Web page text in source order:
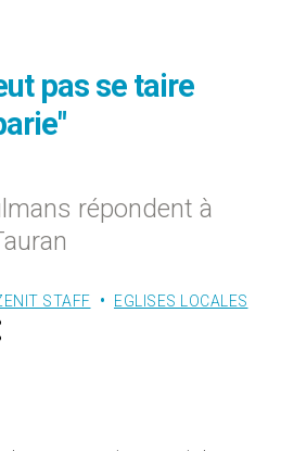
pas se taire
répondent à
STAFF EGLISES LOCALES